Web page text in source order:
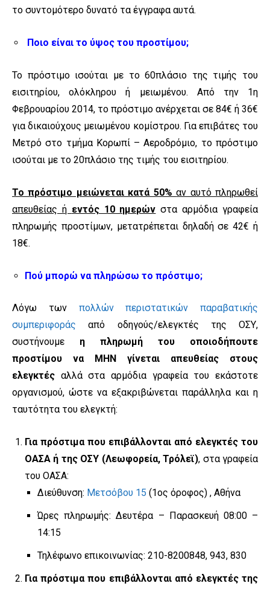
το συντομότερο δυνατό τα έγγραφα αυτά.
Ποιο είναι το ύψος του προστίμου;
Το πρόστιμο ισούται με το 60πλάσιο της τιμής του
εισιτηρίου, ολόκληρου ή μειωμένου. Από την 1η
Φεβρουαρίου 2014, το πρόστιμο ανέρχεται σε 84€ ή 36€
για δικαιούχους μειωμένου κομίστρου. Για επιβάτες του
Μετρό στο τμήμα Κορωπί – Αεροδρόμιο, το πρόστιμο
ισούται με το 20πλάσιο της τιμής του εισιτηρίου.
Το πρόστιμο μειώνεται κατά 50%αν αυτό πληρωθεί
απευθείας ή εντός 10 ημερών στα αρμόδια γραφεία
πληρωμής προστίμων, μετατρέπεται δηλαδή σε 42€ ή
18€.
Πού μπορώ να πληρώσω το πρόστιμο;
Λόγω των πολλών περιστατικών παραβατικής
συμπεριφοράς από οδηγούς/ελεγκτές της ΟΣΥ,
συστήνουμε η πληρωμή του οποιοδήπουτε
προστίμου να ΜΗΝ γίνεται απευθείας στους
ελεγκτές αλλά στα αρμόδια γραφεία του εκάστοτε
οργανισμού, ώστε να εξακριβώνεται παράλληλα και η
ταυτότητα του ελεγκτή:
Για πρόστιμα που επιβάλλονται από ελεγκτές του
ΟΑΣΑ ή της ΟΣΥ (Λεωφορεία, Τρόλεϊ), στα γραφεία
του ΟΑΣΑ:
Διεύθυνση: Μετσόβου 15 (1ος όροφος) , Αθήνα
Ώρες πληρωμής: Δευτέρα – Παρασκευή 08:00 –
14:15
Τηλέφωνο επικοινωνίας: 210-8200848, 943, 830
Για πρόστιμα που επιβάλλονται από ελεγκτές της